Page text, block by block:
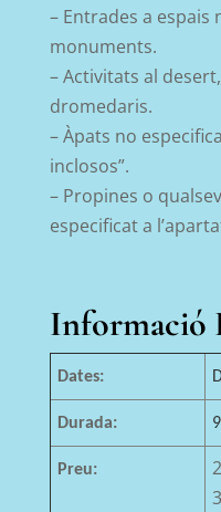
– Entrades a espais
monuments.
– Activitats al
dromedaris.
– Àpats no
inclosos”.
– Propines o
especificat a
Informació
Dates:
Durada:
Preu: